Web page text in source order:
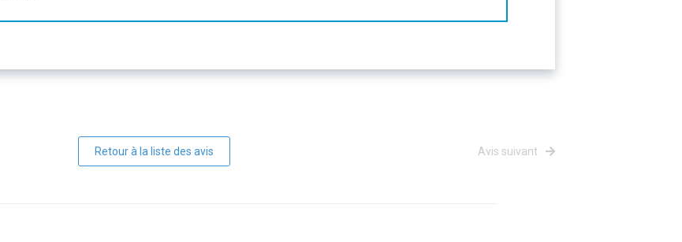
Retour à la liste des avis Avis suivant